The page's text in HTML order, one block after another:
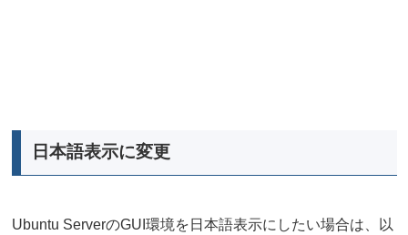
日本語表示に変更
Ubuntu ServerのGUI環境を日本語表示にしたい場合は、以